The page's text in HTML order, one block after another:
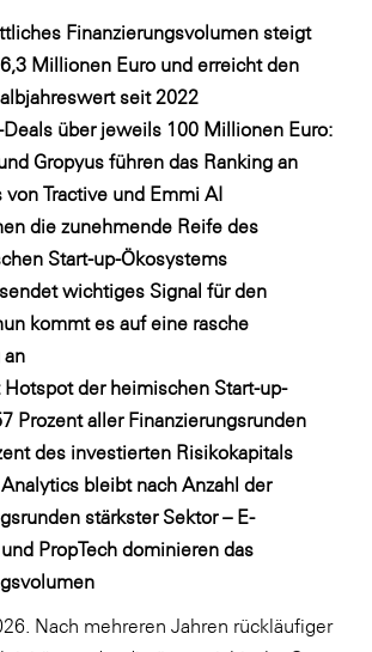
Johnson
DANA
Group
Finanzierungsvolumen steigt
Millionen Euro und erreicht den
seit 2022
über jeweils 100 Millionen Euro:
Gropyus führen das Ranking an
von Tractive und Emmi AI
die zunehmende Reife des
Start-up-Ökosystems
wichtiges Signal für den
kommt es auf eine rasche
an
der heimischen Start-up-
7 Prozent aller Finanzierungsrunden
des investierten Risikokapitals
bleibt nach Anzahl der
stärkster Sektor – E-
PropTech dominieren das
Nach mehreren Jahren rückläufiger